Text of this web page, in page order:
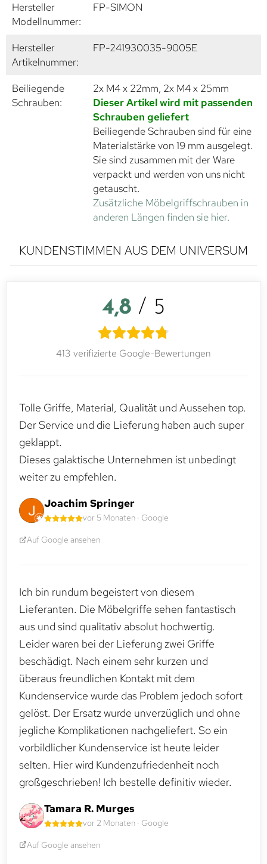
Hersteller
Modellnummer:
FP-SIMON
Hersteller
Artikelnummer:
FP-241930035-9005E
Beiliegende
Schrauben:
2x M4 x 22mm, 2x M4 x 25mm
Dieser Artikel wird mit passenden
Schrauben geliefert
Beiliegende Schrauben sind für eine
Materialstärke von 19 mm ausgelegt.
Sie sind zusammen mit der Ware
verpackt und werden von uns nicht
getauscht.
Zusätzliche Möbelgriffschrauben in
anderen Längen finden sie hier.
KUNDENSTIMMEN AUS DEM UNIVERSUM
4,8 / 5
413 verifizierte Google-Bewertungen
Tolle Griffe, Material, Qualität und Aussehen top.
Der Service und die Lieferung haben auch super
geklappt.
Dieses galaktische Unternehmen ist unbedingt
weiter zu empfehlen.
Joachim Springer
vor 5 Monaten · Google
Auf Google ansehen
Ich bin rundum begeistert von diesem
Lieferanten. Die Möbelgriffe sehen fantastisch
aus und sind qualitativ absolut hochwertig.
Leider waren bei der Lieferung zwei Griffe
beschädigt. Nach einem sehr kurzen und
überaus freundlichen Kontakt mit dem
Kundenservice wurde das Problem jedoch sofort
gelöst. Der Ersatz wurde unverzüglich und ohne
jegliche Komplikationen nachgeliefert. So ein
vorbildlicher Kundenservice ist heute leider
selten. Hier wird Kundenzufriedenheit noch
großgeschrieben! Ich bestelle definitiv wieder.
Tamara R. Murges
vor 2 Monaten · Google
Auf Google ansehen